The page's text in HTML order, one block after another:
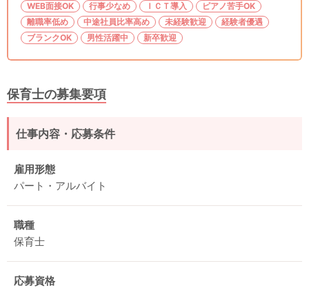
WEB面接OK 行事少なめ ＩＣＴ導入
ピアノ苦手OK
離職率低め
中途社員比率高め 未経験歓迎
経験者優遇
ブランクOK
男性活躍中 新卒歓迎
保育士の募集要項
仕事内容・応募条件
雇用形態
パート・アルバイト
職種
保育士
応募資格